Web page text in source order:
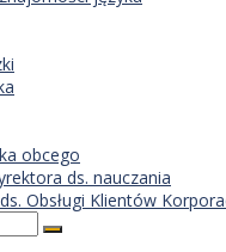
obcego
ds. nauczania
Obsługi Klientów